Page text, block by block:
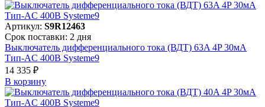
Артикул: S9R12463
Срок поставки: 2 дня
Выключатель дифференциального тока (ВДТ) 63A 4P 30мА
Тип-AC 400В Systeme9
14 335 ₽
В корзинy